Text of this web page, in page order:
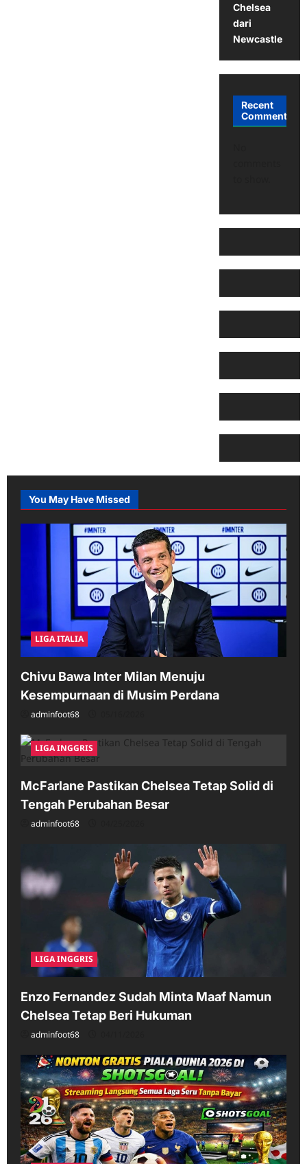
Chelsea
dari
Newcastle
Recent
Comments
You May Have Missed
LIGA ITALIA
Chivu Bawa Inter Milan Menuju
Kesempurnaan di Musim Perdana
adminfoot68
LIGA INGGRIS
McFarlane Pastikan Chelsea Tetap Solid di
Tengah Perubahan Besar
adminfoot68
LIGA INGGRIS
Enzo Fernandez Sudah Minta Maaf Namun
Chelsea Tetap Beri Hukuman
adminfoot68